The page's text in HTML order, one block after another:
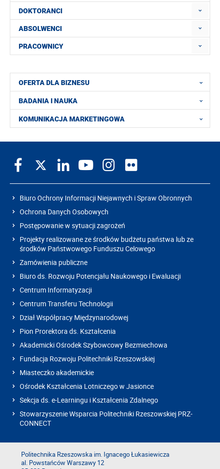
DOKTORANCI
ABSOLWENCI
PRACOWNICY
OFERTA DLA BIZNESU
BADANIA I NAUKA
KOMUNIKACJA MARKETINGOWA
Biuro Ochrony Informacji Niejawnych i Spraw Obronnych
Ochrona Danych Osobowych
Postępowanie w sytuacji zagrożeń
Projekty realizowane ze środków budżetu państwa lub ze
środków Państwowego Funduszu Celowego
Zamówienia publiczne
Biuro ds. Rozwoju Potencjału Naukowego i Ewaluacji
Centrum Informatyzacji
Centrum Transferu Technologii
Dział Współpracy Międzynarodowej
Pion Prorektora ds. Kształcenia
Akademicki Ośrodek Szybowcowy Bezmiechowa
Fundacja Rozwoju Politechniki Rzeszowskiej
Miasteczko akademickie
Ośrodek Kształcenia Lotniczego w Jasionce
Sekcja ds. e-Learningu i Kształcenia Zdalnego
Stowarzyszenie Wsparcia Politechniki Rzeszowskiej PRZ-
CONNECT
Politechnika Rzeszowska im. Ignacego Łukasiewicza
al. Powstańców Warszawy 12